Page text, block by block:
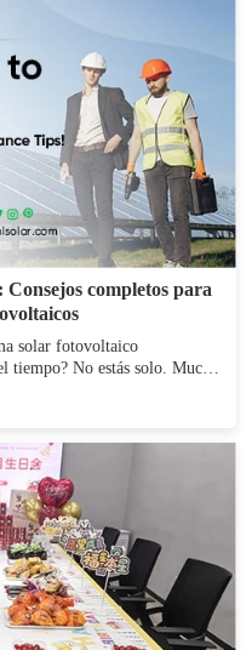
Consejos completos para
solar fotovoltaico
No estás solo. Muchos
de energía solar, pero a
regular...